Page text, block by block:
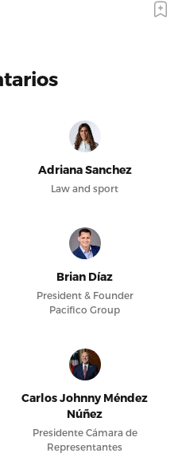
Adriana Sanchez
Law and sport
Brian Díaz
President & Founder
Pacifico Group
Carlos Johnny Méndez
Núñez
Presidente Cámara de
Representantes